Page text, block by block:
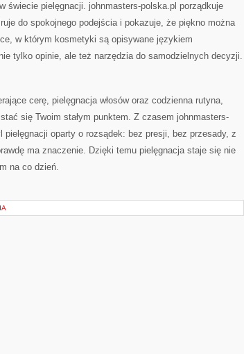
świecie pielęgnacji. johnmasters-polska.pl porządkuje
do spokojnego podejścia i pokazuje, że piękno można
w którym kosmetyki są opisywane językiem
tylko opinie, ale też narzędzia do samodzielnych decyzji.
cerę, pielęgnacja włosów oraz codzienna rutyna,
się Twoim stałym punktem. Z czasem johnmasters-
pielęgnacji oparty o rozsądek: bez presji, bez przesady, z
ma znaczenie. Dzięki temu pielęgnacja staje się nie
na co dzień.